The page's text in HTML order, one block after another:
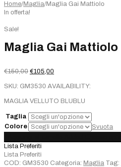
Home/Maglia/Maglia Gai Mattiolo
In offerta!
Sale!
Maglia Gai Mattiolo
€150,00 Il
originale
€150,00.
€105,00
attuale
€105,00.
SKU: GM3530 AVAILABILITY:
MAGLIA VELLUTO BLUBLU
Taglia
Colore
Svuota
Gai
Mattiolo
quantità
Lista Preferiti
Lista Preferiti
COD: GM3530 Categoria: Maglia Tag: